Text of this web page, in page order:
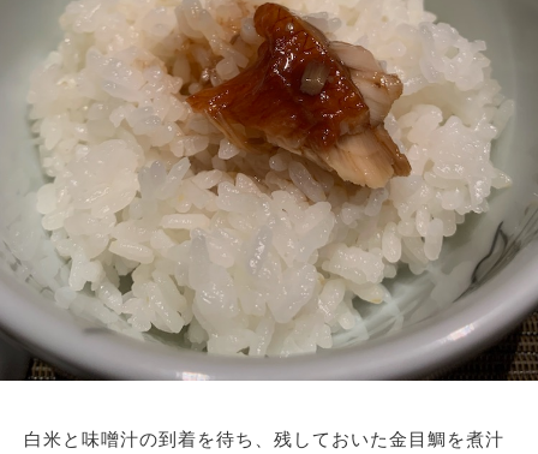
白米と味噌汁の到着を待ち、残しておいた金目鯛を煮汁